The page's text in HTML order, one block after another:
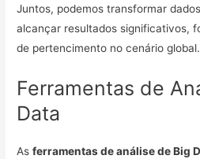
Juntos, podemos transformar
alcançar resultados significativos,
de pertencimento no cenário global.
Ferramentas de
Data
Asferramentas de análise de Big